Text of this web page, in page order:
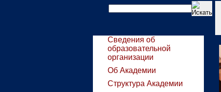
Сведения об
образовательной
организации
Об Академии
Структура Академии